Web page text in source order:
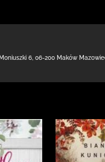
6 06-200 Maków